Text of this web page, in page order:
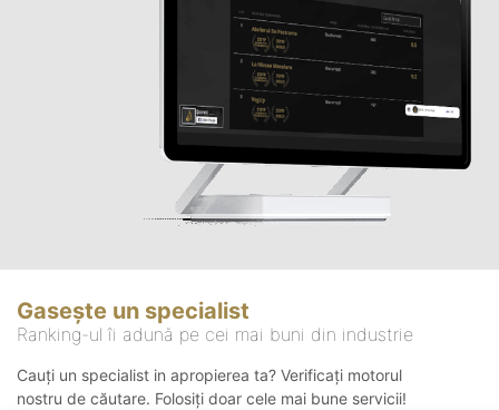
Gasește un specialist
Ranking-ul îi adună pe cei mai buni din industrie
Cauți un specialist in apropierea ta? Verificați motorul
nostru de căutare. Folosiți doar cele mai bune servicii!